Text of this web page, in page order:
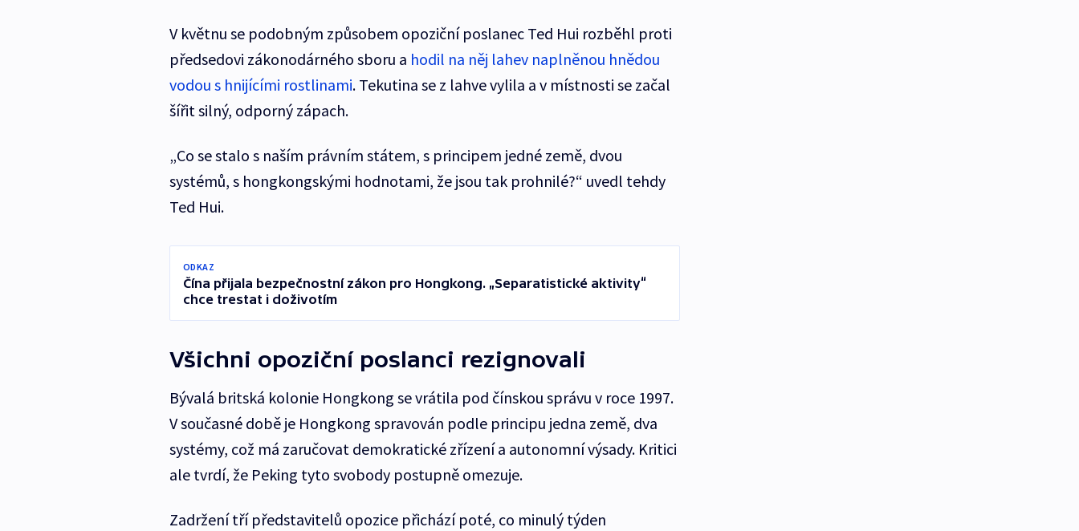
V květnu se podobným způsobem opoziční poslanec Ted Hui rozběhl proti
předsedovi zákonodárného sboru a hodil na něj lahev naplněnou hnědou
vodou s hnijícími rostlinami. Tekutina se z lahve vylila a v místnosti se začal
šířit silný, odporný zápach.
„Co se stalo s naším právním státem, s principem jedné země, dvou
systémů, s hongkongskými hodnotami, že jsou tak prohnilé?“ uvedl tehdy
Ted Hui.
ODKAZ
Čína přijala bezpečnostní zákon pro Hongkong. „Separatistické aktivity“
chce trestat i doživotím
Všichni opoziční poslanci rezignovali
Bývalá britská kolonie Hongkong se vrátila pod čínskou správu v roce 1997.
V současné době je Hongkong spravován podle principu jedna země, dva
systémy, což má zaručovat demokratické zřízení a autonomní výsady. Kritici
ale tvrdí, že Peking tyto svobody postupně omezuje.
Zadržení tří představitelů opozice přichází poté, co minulý týden